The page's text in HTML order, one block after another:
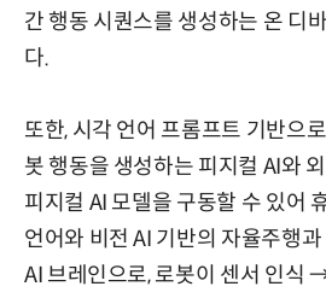
간 행동 시퀀스를 생성하는 온 디
다.
또한, 시각 언어 프롬프트 기반으
봇 행동을 생성하는 피지컬 AI와
피지컬 AI 모델을 구동할 수 있어
언어와 비전 AI 기반의 자율주행
AI 브레인으로, 로봇이 센서 인식